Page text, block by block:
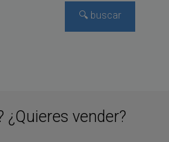
¿Quieres vender?